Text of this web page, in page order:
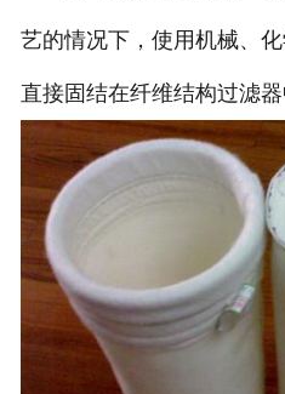
艺的情况下，使用机械、
直接固结在纤维结构过滤器